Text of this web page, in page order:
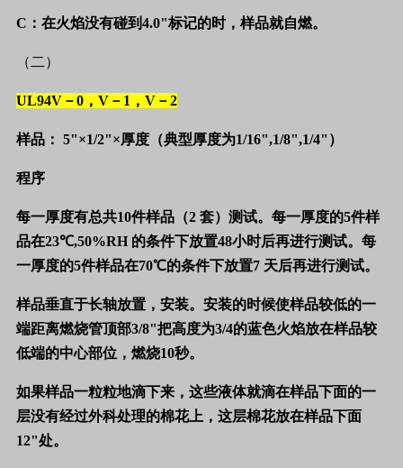
C ：在火焰没有碰到4.0"标记的时，样品就自燃。
（二）
UL94V －0 ， V － 1 ， V －2
样品： 5"×1/2"×厚度 （典型厚度为1/16",1/8",1/4" ）
程序
每一厚度有总共10件样品（2 套）测试。每一厚度的5件样
品在23℃,50%RH 的条件下放置48小时后再进行测试。每
一厚度的5件样品在70℃的条件下放置7 天后再进行测试。
样品垂直于长轴放置，安装。安装的时候使样品较低的一
端距离燃烧管顶部3/8"把高度为3/4的蓝色火焰放在样品较
低端的中心部位，燃烧10秒。
如果样品一粒粒地滴下来，这些液体就滴在样品下面的一
层没有经过外科处理的棉花上，这层棉花放在样品下面
12"处。